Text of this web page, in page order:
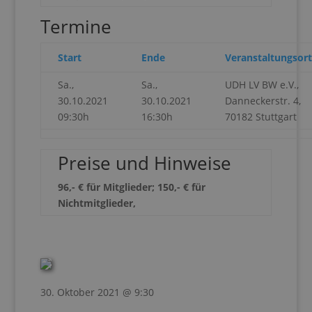
Termine
Start Ende Veranstaltungsort
Sa.,
30.10.2021
09:30h
Sa.,
30.10.2021
16:30h
UDH LV BW e.V.,
Danneckerstr. 4,
70182 Stuttgart
Preise und Hinweise
96,- € für Mitglieder; 150,- € für
Nichtmitglieder,
30. Oktober 2021 @ 9:30